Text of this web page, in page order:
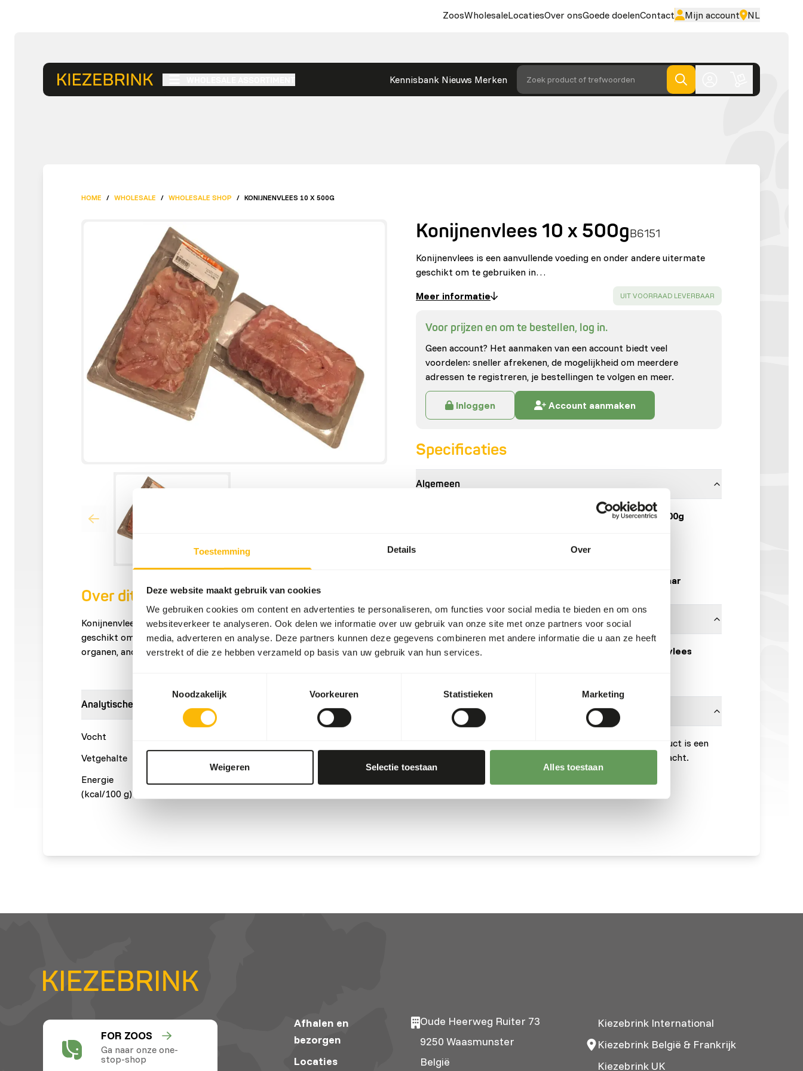
Toestemming Details Over
Deze website maakt gebruik van cookies
We gebruiken cookies om content en advertenties te personaliseren, om functies voor social media te bieden en om ons
websiteverkeer te analyseren. Ook delen we informatie over uw gebruik van onze site met onze partners voor social
media, adverteren en analyse. Deze partners kunnen deze gegevens combineren met andere informatie die u aan ze heeft
verstrekt of die ze hebben verzameld op basis van uw gebruik van hun services.
Noodzakelijk
Voorkeuren Statistieken Marketing
Weigeren Selectie toestaan Alles toestaan
ZoosWholesaleLocatiesOver onsGoede doelenContact Mijn account NL
Kennisbank Nieuws Merken Zoek product of trefwoorden
HOME / WHOLESALE / WHOLESALE SHOP / KONIJNENVLEES 10 X 500G
Over dit product
Konijnenvlees is een aanvullende voeding en onder andere uitermate
geschikt om te gebruiken in een BARF schema in combinatie met
organen, ander spiervlees en bevleesd bot.
Analytische bestanddelen
Vocht
Vetgehalte
Energie
(kcal/100 g)
Konijnenvlees 10 x 500gB6151
Konijnenvlees is een aanvullende voeding en onder andere uitermate
geschikt om te gebruiken in…
Meer informatie
SUCCESS:
UIT VOORRAAD LEVERBAAR
Voor prijzen en om te bestellen, log in.
Geen account? Het aanmaken van een account biedt veel
voordelen: sneller afrekenen, de mogelijkheid om meerdere
adressen te registreren, je bestellingen te volgen en meer.
Inloggen Account aanmaken
Specificaties
Algemeen
Konijnenvlees 10 x 500g
Uit voorraad leverbaar
Details
Samenstelling
100% konijnen spiervlees
Voedingsadvies
Let op: Variatie met eiwitbronnen is noodzakelijk. Dit product is een
rauw diervoeder. Houd daarom de hygiënevoorschriften in acht.
FOR ZOOS
Ga naar onze one-
stop-shop
Afhalen en
bezorgen
Locaties
Oude Heerweg Ruiter 73
9250 Waasmunster
België
Kiezebrink International
Kiezebrink België & Frankrijk
Kiezebrink UK